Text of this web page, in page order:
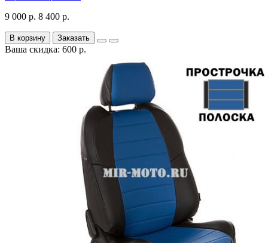
9 000 р. 8 400 р.
В корзину Заказать
Ваша скидка: 600 р.